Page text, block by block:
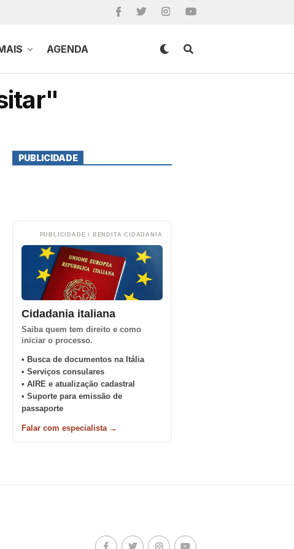
AGENDA
PUBLICIDADE
PUBLICIDADE / BENDITA CIDADANIA
Cidadania italiana
Saiba quem tem direito e como
iniciar o processo.
• Busca de documentos na Itália
• Serviços consulares
• AIRE e atualização cadastral
• Suporte para emissão de
passaporte
Falar com especialista →